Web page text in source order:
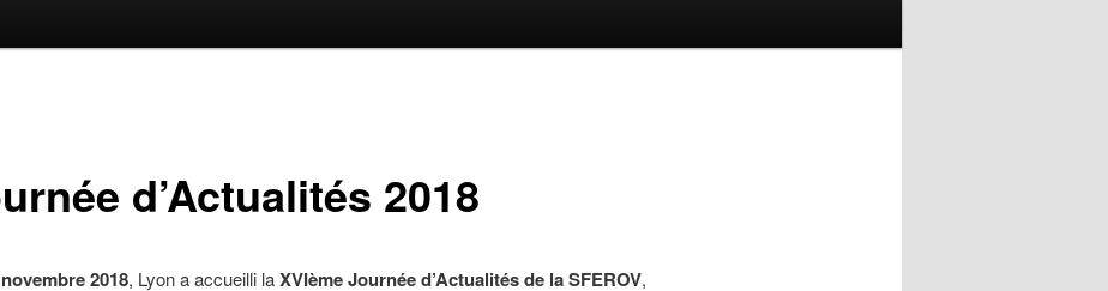
d’Actualités 2018
2018, Lyon a accueilli laXVIème Journée d’Actualités de la SFEROV,